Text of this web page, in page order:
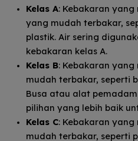
Kelas A: Kebakaran
yang mudah terbakar,
plastik. Air sering
kebakaran kelas A.
Kelas B: Kebakaran
mudah terbakar, seperti
Busa atau alat
pilihan yang lebih baik
Kelas C: Kebakaran
mudah terbakar, seperti